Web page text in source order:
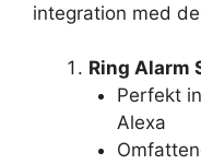
integration med
Ring Alarm
Perfekt
Alexa